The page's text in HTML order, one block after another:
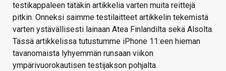
testikappaleen tätäkin artikkelia varten muita reittejä
pitkin. Onneksi saimme testilaitteet artikkelin tekemistä
varten ystävällisesti lainaan Atea Finlandilta sekä Alsolta.
Tässä artikkelissa tutustumme iPhone 11:een hieman
tavanomaista lyhyemmän runsaan viikon
ympärivuorokautisen testijakson pohjalta.